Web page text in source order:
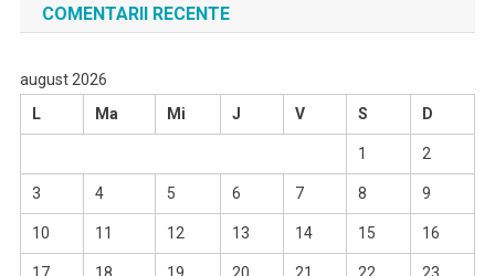
COMENTARII RECENTE
august 2026
L
Ma Mi J V S D
1 2
3 4 5 6 7 8 9
10 11 12 13 14 15 16